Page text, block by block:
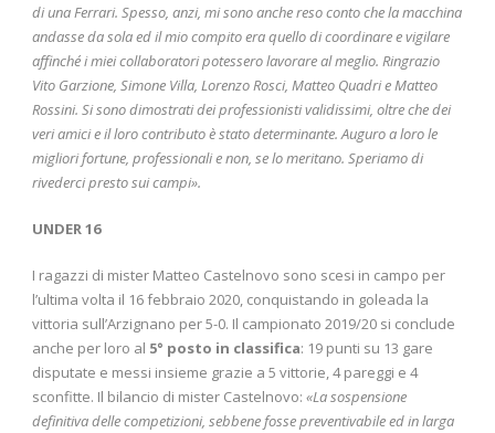
di una Ferrari. Spesso, anzi, mi sono anche reso conto che la macchina
andasse da sola ed il mio compito era quello di coordinare e vigilare
affinché i miei collaboratori potessero lavorare al meglio. Ringrazio
Vito Garzione, Simone Villa, Lorenzo Rosci, Matteo Quadri e Matteo
Rossini. Si sono dimostrati dei professionisti validissimi, oltre che dei
veri amici e il loro contributo è stato determinante. Auguro a loro le
migliori fortune, professionali e non, se lo meritano. Speriamo di
rivederci presto sui campi».
UNDER 16
I ragazzi di mister Matteo Castelnovo sono scesi in campo per
l’ultima volta il 16 febbraio 2020, conquistando in goleada la
vittoria sull’Arzignano per 5-0. Il campionato 2019/20 si conclude
anche per loro al 5° posto in classifica: 19 punti su 13 gare
disputate e messi insieme grazie a 5 vittorie, 4 pareggi e 4
sconfitte. Il bilancio di mister Castelnovo: «La sospensione
definitiva delle competizioni, sebbene fosse preventivabile ed in larga